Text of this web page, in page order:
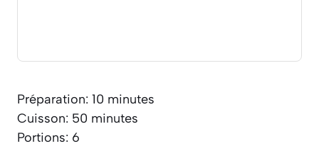
Préparation: 10 minutes
Cuisson: 50 minutes
Portions: 6